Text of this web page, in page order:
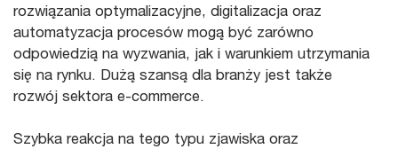
rozwiązania optymalizacyjne, digitalizacja oraz
automatyzacja procesów mogą być zarówno
odpowiedzią na wyzwania, jak i warunkiem utrzymania
się na rynku. Dużą szansą dla branży jest także
rozwój sektora e-commerce.
Szybka reakcja na tego typu zjawiska oraz